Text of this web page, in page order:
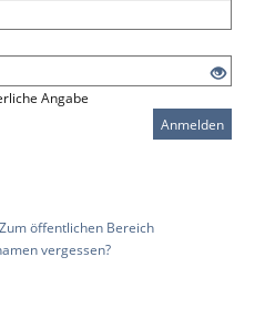
Angabe
Anmelden
Zum öffentlichen Bereich
vergessen?